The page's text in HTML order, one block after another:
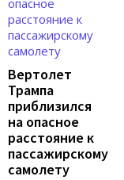
Вертолет
Трампа
приблизился
на опасное
расстояние к
пассажирскому
самолету